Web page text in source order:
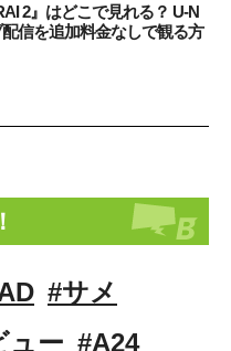
2』はどこで見れる？ U-N
信を追加料金なしで観る方
#サメ
ュー #A24